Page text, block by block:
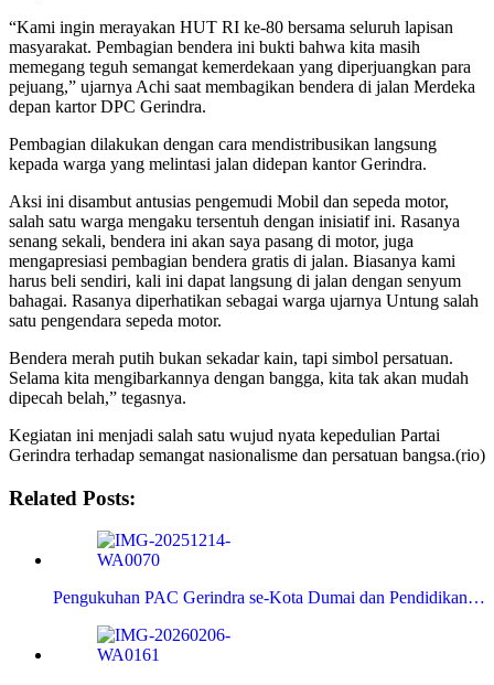
“Kami ingin merayakan HUT RI ke-80 bersama seluruh lapisan
masyarakat. Pembagian bendera ini bukti bahwa kita masih
memegang teguh semangat kemerdekaan yang diperjuangkan para
pejuang,” ujarnya Achi saat membagikan bendera di jalan Merdeka
depan kartor DPC Gerindra.
Pembagian dilakukan dengan cara mendistribusikan langsung
kepada warga yang melintasi jalan didepan kantor Gerindra.
Aksi ini disambut antusias pengemudi Mobil dan sepeda motor,
salah satu warga mengaku tersentuh dengan inisiatif ini. Rasanya
senang sekali, bendera ini akan saya pasang di motor, juga
mengapresiasi pembagian bendera gratis di jalan. Biasanya kami
harus beli sendiri, kali ini dapat langsung di jalan dengan senyum
bahagai. Rasanya diperhatikan sebagai warga ujarnya Untung salah
satu pengendara sepeda motor.
Bendera merah putih bukan sekadar kain, tapi simbol persatuan.
Selama kita mengibarkannya dengan bangga, kita tak akan mudah
dipecah belah,” tegasnya.
Kegiatan ini menjadi salah satu wujud nyata kepedulian Partai
Gerindra terhadap semangat nasionalisme dan persatuan bangsa.(rio)
Related Posts:
Pengukuhan PAC Gerindra se-Kota Dumai dan Pendidikan…